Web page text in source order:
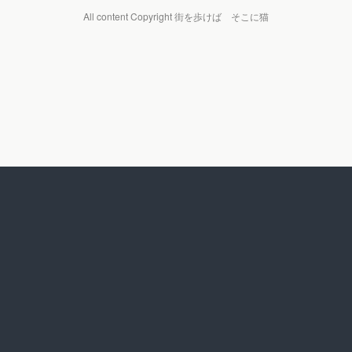
All content Copyright 街を歩けば そこに猫